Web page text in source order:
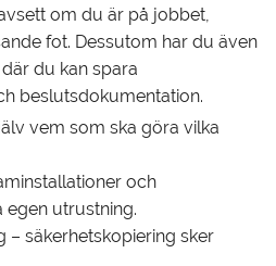
om du är på jobbet,
fot. Dessutom har du även
du kan spara
beslutsdokumentation.
vem som ska göra vilka
och
egen utrustning.
– säkerhetskopiering sker